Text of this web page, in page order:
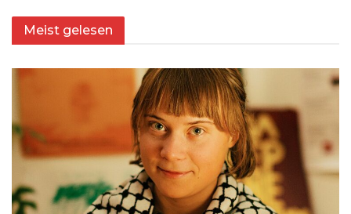
Meist gelesen